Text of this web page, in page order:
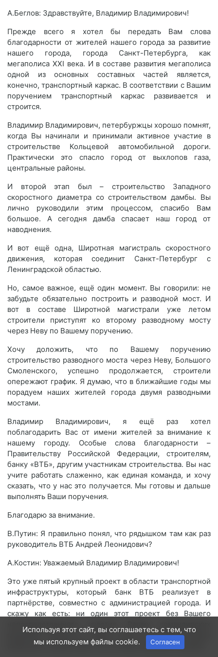
А.Беглов: Здравствуйте, Владимир Владимирович!
Прежде всего я хотел бы передать Вам слова
благодарности от жителей нашего города за развитие
нашего города, города Санкт-Петербурга, как
мегаполиса XXI века. И в составе развития мегаполиса
одной из основных составных частей является,
конечно, транспортный каркас. В соответствии с Вашим
поручением транспортный каркас развивается и
строится.
Владимир Владимирович, петербуржцы хорошо помнят,
когда Вы начинали и принимали активное участие в
строительстве Кольцевой автомобильной дороги.
Практически это спасло город от выхлопов газа,
центральные районы.
И второй этап был – строительство Западного
скоростного диаметра со строительством дамбы. Вы
лично руководили этим процессом, спасибо Вам
большое. А сегодня дамба спасает наш город от
наводнения.
И вот ещё одна, Широтная магистраль скоростного
движения, которая соединит Санкт-Петербург с
Ленинградской областью.
Но, самое важное, ещё один момент. Вы говорили: не
забудьте обязательно построить и разводной мост. И
вот в составе Широтной магистрали уже летом
строители приступят ко второму разводному мосту
через Неву по Вашему поручению.
Хочу доложить, что по Вашему поручению
строительство разводного моста через Неву, Большого
Смоленского, успешно продолжается, строители
опережают график. Я думаю, что в ближайшие годы мы
порадуем наших жителей города двумя разводными
мостами.
Владимир Владимирович, я ещё раз хотел
поблагодарить Вас от имени жителей за внимание к
нашему городу. Особые слова благодарности –
Правительству Российской Федерации, строителям,
банку «ВТБ», другим участникам строительства. Вы нас
учите работать слаженно, как единая команда, и хочу
сказать, что у нас это получается. Мы готовы и дальше
выполнять Ваши поручения.
Благодарю за внимание.
В.Путин: Я правильно понял, что рядышком там как раз
руководитель ВТБ Андрей Леонидович?
А.Костин: Уважаемый Владимир Владимирович!
Это уже пятый крупный проект в области транспортной
инфраструктуры, который банк ВТБ реализует в
партнёрстве, совместно с администрацией города. И
скажу как есть: ни один этот проект без Вашего
решений, наверное, трудно было бы, если вообще
возможно, осуществить. За что Вам огромное спасибо.
Используя этот сайт, вы соглашаетесь с тем, что
мы используем файлы cookie.
Согласен